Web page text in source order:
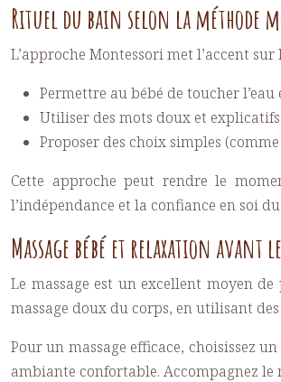
Rituel du bain selon la méthode
L’approche Montessori met l’accent
Permettre au bébé de toucher
Utiliser des mots doux et
Proposer des choix simples
Cette approche peut rendre le
l’indépendance et la confiance en soi
Massage bébé et relaxation avant
Le massage est un excellent moyen
massage doux du corps, en utilisant
Pour un massage efficace, choisissez
ambiante confortable. Accompagnez le